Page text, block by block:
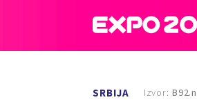
SRBIJA Izvor: